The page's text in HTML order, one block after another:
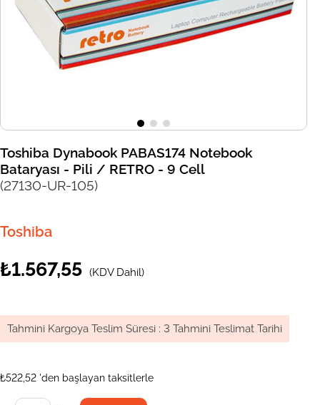
Toshiba Dynabook PABAS174 Notebook
Bataryası - Pili / RETRO - 9 Cell
(27130-UR-105)
Toshiba
₺1.567,55 (KDV Dahil)
Tahmini Kargoya Teslim Süresi : 3 Tahmini Teslimat Tarihi
₺522,52 'den başlayan taksitlerle